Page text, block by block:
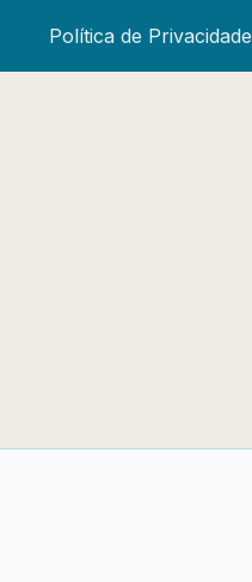
Política de Privacidade